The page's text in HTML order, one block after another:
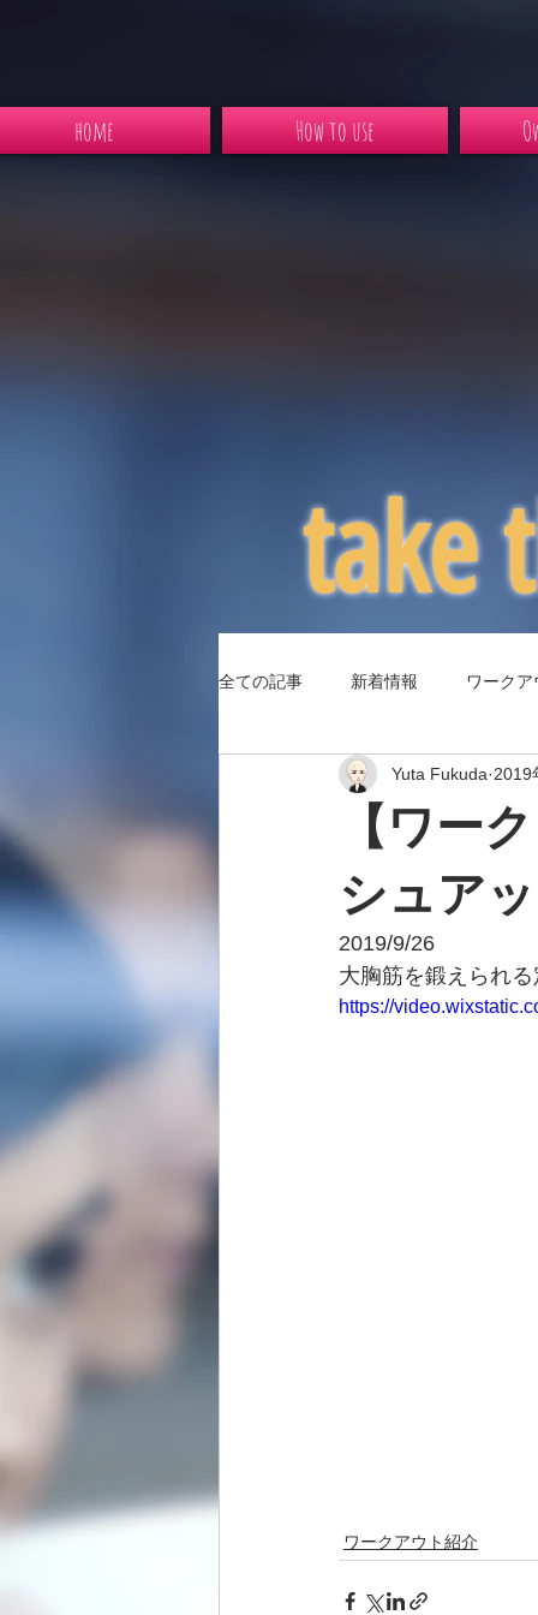
home How to use
​take
全ての記事 新着情報 ワーク
（コラム3）身体パフォーマンス
【ワー
シュア
Yuta Fukuda 2019
2019/9/26
大胸筋を鍛えられ
https://
ワークアウト紹介